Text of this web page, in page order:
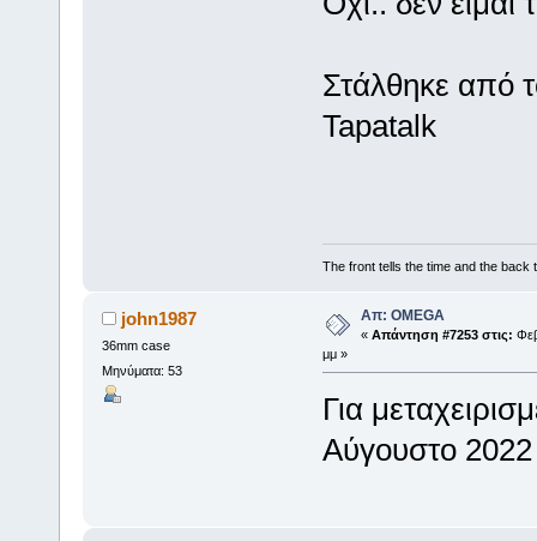
Στάλθηκε από
Tapatalk
The front tells the time and the back
john1987
36mm case
Μηνύματα: 53
Απ: OMEGA
« Απάντηση #7253 στις:
μμ »
Για
Αύγουστο 2022